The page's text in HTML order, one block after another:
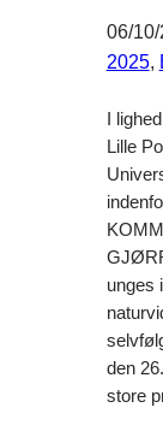
06/
2025,
I
Lille
unges
den
store